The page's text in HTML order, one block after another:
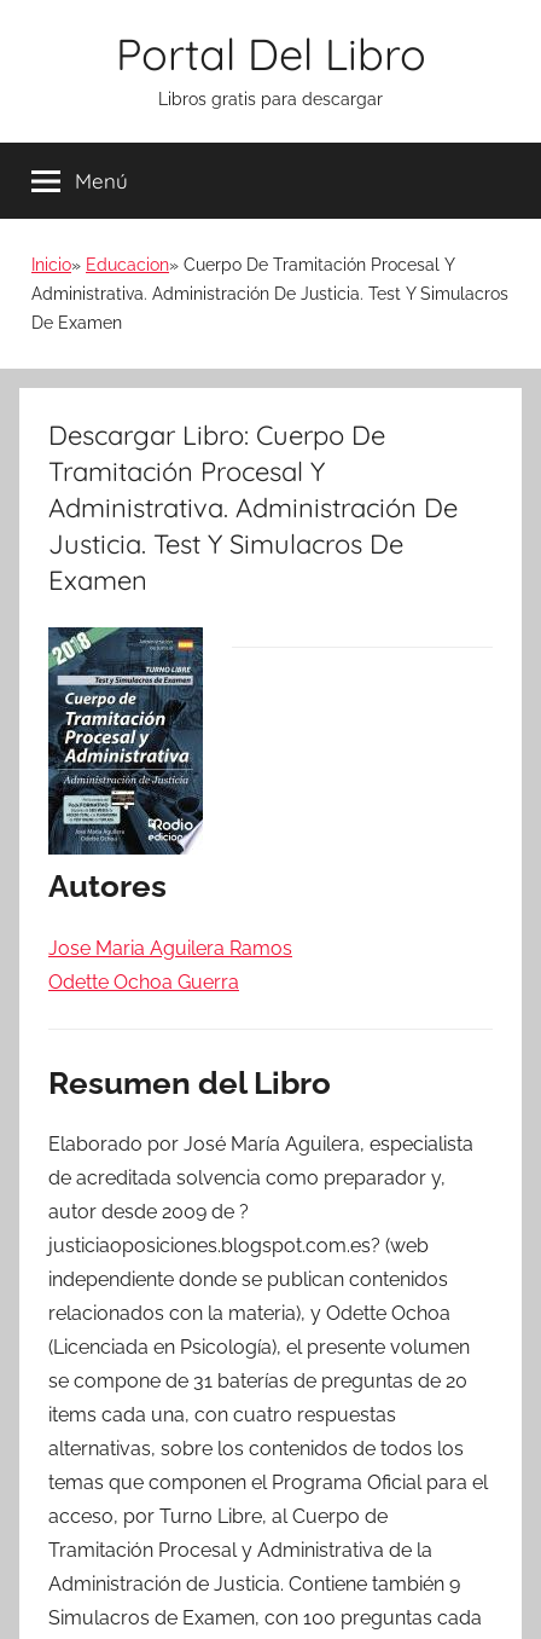
Portal Del Libro
Libros gratis para descargar
Menú
Inicio Educacion
Cuerpo De Tramitación Procesal Y
Administrativa. Administración De Justicia. Test Y Simulacros
De Examen
Descargar Libro: Cuerpo De
Tramitación Procesal Y
Administrativa. Administración De
Justicia. Test Y Simulacros De
Examen
Autores
Jose Maria Aguilera Ramos
Odette Ochoa Guerra
Resumen del Libro
Elaborado por José María Aguilera, especialista
de acreditada solvencia como preparador y,
autor desde 2009 de ?
justiciaoposiciones.blogspot.com.es? (web
independiente donde se publican contenidos
relacionados con la materia), y Odette Ochoa
(Licenciada en Psicología), el presente volumen
se compone de 31 baterías de preguntas de 20
items cada una, con cuatro respuestas
alternativas, sobre los contenidos de todos los
temas que componen el Programa Oficial para el
acceso, por Turno Libre, al Cuerpo de
Tramitación Procesal y Administrativa de la
Administración de Justicia. Contiene también 9
Simulacros de Examen, con 100 preguntas cada